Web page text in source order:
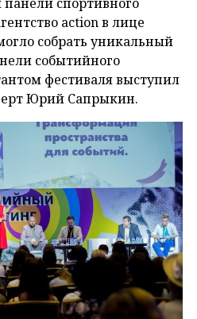
action в лице
собрать уникальный
событийного
фестиваля выступил
Юрий Сапрыкин.